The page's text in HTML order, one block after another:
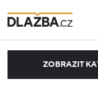
ZOBRAZIT